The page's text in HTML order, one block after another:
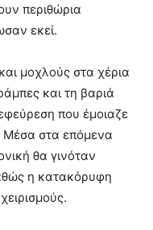
περιθώρια
εκεί.
μοχλούς στα χέρια
και τη βαριά
που έμοιαζε
Μέσα στα επόμενα
θα γινόταν
η κατακόρυφη